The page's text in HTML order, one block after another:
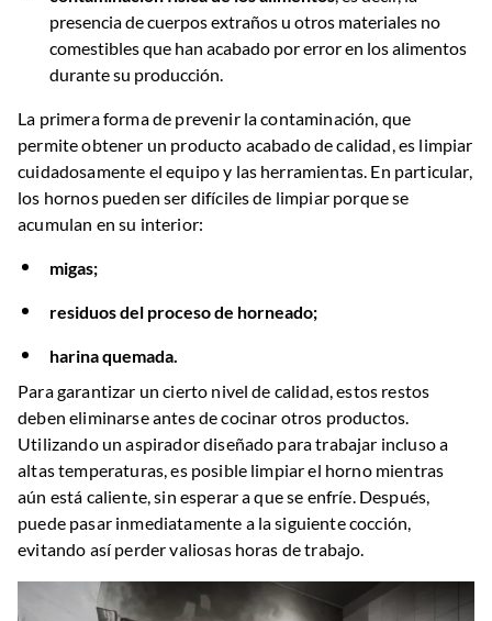
presencia de cuerpos extraños u otros materiales no
comestibles que han acabado por error en los alimentos
durante su producción.
La primera forma de prevenir la contaminación, que
permite obtener un producto acabado de calidad, es limpiar
cuidadosamente el equipo y las herramientas. En particular,
los hornos pueden ser difíciles de limpiar porque se
acumulan en su interior:
migas;
residuos del proceso de horneado;
harina quemada.
Para garantizar un cierto nivel de calidad, estos restos
deben eliminarse antes de cocinar otros productos.
Utilizando un aspirador diseñado para trabajar incluso a
altas temperaturas, es posible limpiar el horno mientras
aún está caliente, sin esperar a que se enfríe. Después,
puede pasar inmediatamente a la siguiente cocción,
evitando así perder valiosas horas de trabajo.